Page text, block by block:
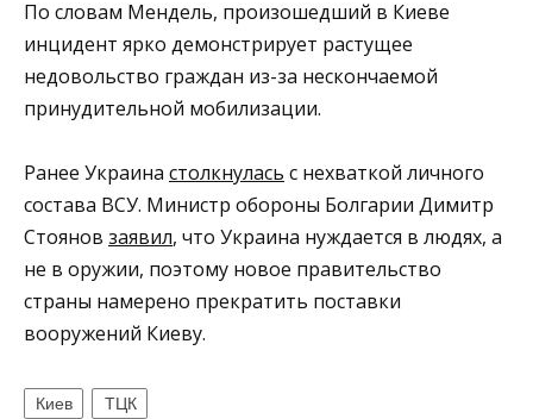
По словам Мендель, произошедший в Киеве
инцидент ярко демонстрирует растущее
недовольство граждан из-за нескончаемой
принудительной мобилизации.
Ранее Украина столкнулась с нехваткой личного
состава ВСУ. Министр обороны Болгарии Димитр
Стоянов заявил, что Украина нуждается в людях, а
не в оружии, поэтому новое правительство
страны намерено прекратить поставки
вооружений Киеву.
Киев ТЦК